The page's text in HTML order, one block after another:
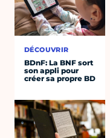
DÉCOUVRIR
BDnF: La BNF sort
son appli pour
créer sa propre BD